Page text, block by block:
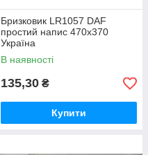
Бризковик LR1057 DAF
простий напис 470х370
Україна
В наявності
135,30 ₴
Купити